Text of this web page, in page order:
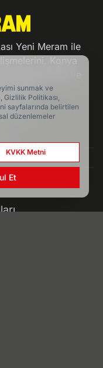
Yeni Meram ile
Konya
Konya politika ve
edin.
sunmak ve
Gizlilik Politikası,
sayfalarında belirtilen
düzenlemeler
KVKK Metni
Et